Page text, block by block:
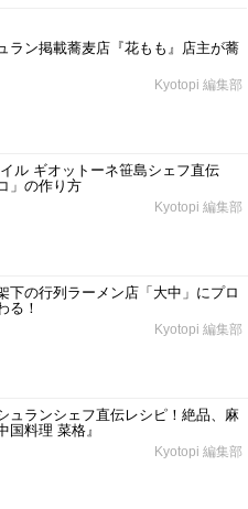
ラン掲載蕎麦店『花もも』店主が蕎
Kyotopi 編集部
ル ギオットーネ笹島シェフ直伝
」の作り方
Kyotopi 編集部
下の行列ラーメン店「大中」にプロ
る！
Kyotopi 編集部
ュランシェフ直伝レシピ！絶品、麻
国料理 菜格』
Kyotopi 編集部